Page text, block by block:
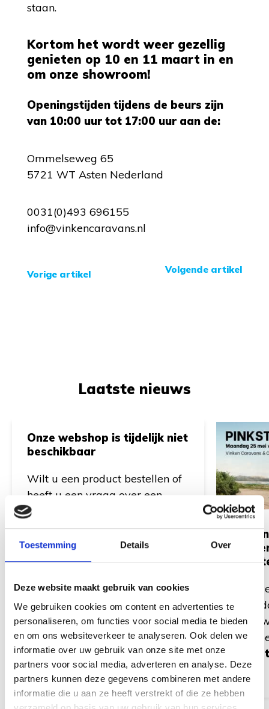
Toestemming Details Over
Deze website maakt gebruik van cookies
We gebruiken cookies om content en advertenties te
personaliseren, om functies voor social media te bieden
en om ons websiteverkeer te analyseren. Ook delen we
informatie over uw gebruik van onze site met onze
partners voor social media, adverteren en analyse. Deze
partners kunnen deze gegevens combineren met andere
informatie die u aan ze heeft verstrekt of die ze hebben
staan.
Kortom het wordt weer gezellig
genieten op 10 en 11 maart in en
om onze showroom!
Openingstijden tijdens de beurs zijn
van 10:00 uur tot 17:00 uur aan de:
Ommelseweg 65
5721 WT Asten Nederland
0031(0)493 696155
info@vinkencaravans.nl
Vorige artikel Volgende artikel
Laatste nieuws
Onze webshop is tijdelijk niet
beschikbaar
Wilt u een product bestellen of
heeft u een vraag over een
artikel? Geen probleem! Stuur
ons gerust een e-mail via
info@vinkencaravans.nl
helpen u graag verder en
met u op.
Op
harte
Wij